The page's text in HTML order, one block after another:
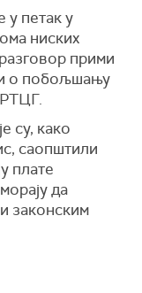
у петак у
ниских
прими
о побољшању
РТЦГ.
су, како
саопштили
плате
да
законским